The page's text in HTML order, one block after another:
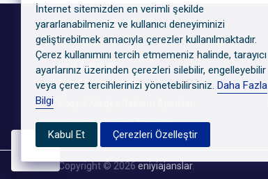
KATEGORILER
GEO Ajansları
Dijital Reklam Ajansları
Dijital Pazarlama Ajansları
Copyright © 2026 eniyiajanslar.
İnternet sitemizden en verimli şekilde
yararlanabilmeniz ve kullanıcı deneyiminizi
geliştirebilmek amacıyla çerezler kullanılmaktadır.
Çerez kullanımını tercih etmemeniz halinde, tarayıcı
ayarlarınız üzerinden çerezleri silebilir, engelleyebilir
veya çerez tercihlerinizi yönetebilirsiniz. Daha Fazla
Bilgi
Kabul Et Çerezleri Özelleştir